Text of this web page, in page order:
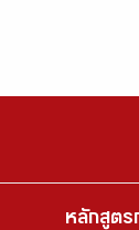
หลักสูตร